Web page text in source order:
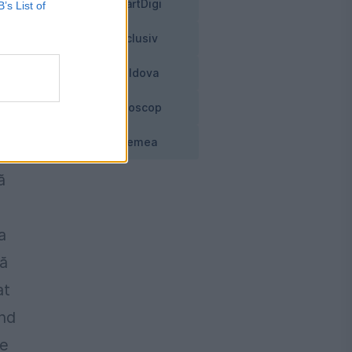
List of
SmartDigi
Exclusiv
Moldova
Horoscop
Vremea